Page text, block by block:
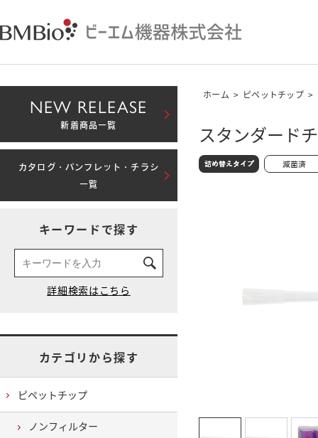
ホーム > ピペットチップ >
スタンダード
NEW RELEASE
新着商品一覧
カタログ・パンフレット・チラシ
一覧
キーワードで探す
カテゴリから探す
ピペットチップ
ノンフィルター